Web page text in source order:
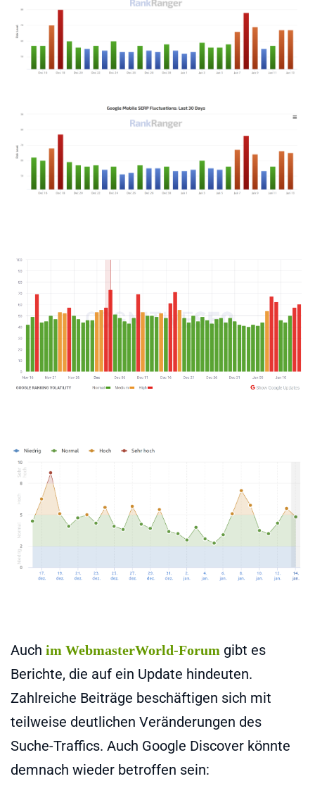
Auch im WebmasterWorld-Forum gibt es
Berichte, die auf ein Update hindeuten.
Zahlreiche Beiträge beschäftigen sich mit
teilweise deutlichen Veränderungen des
Suche-Traffics. Auch Google Discover könnte
demnach wieder betroffen sein: